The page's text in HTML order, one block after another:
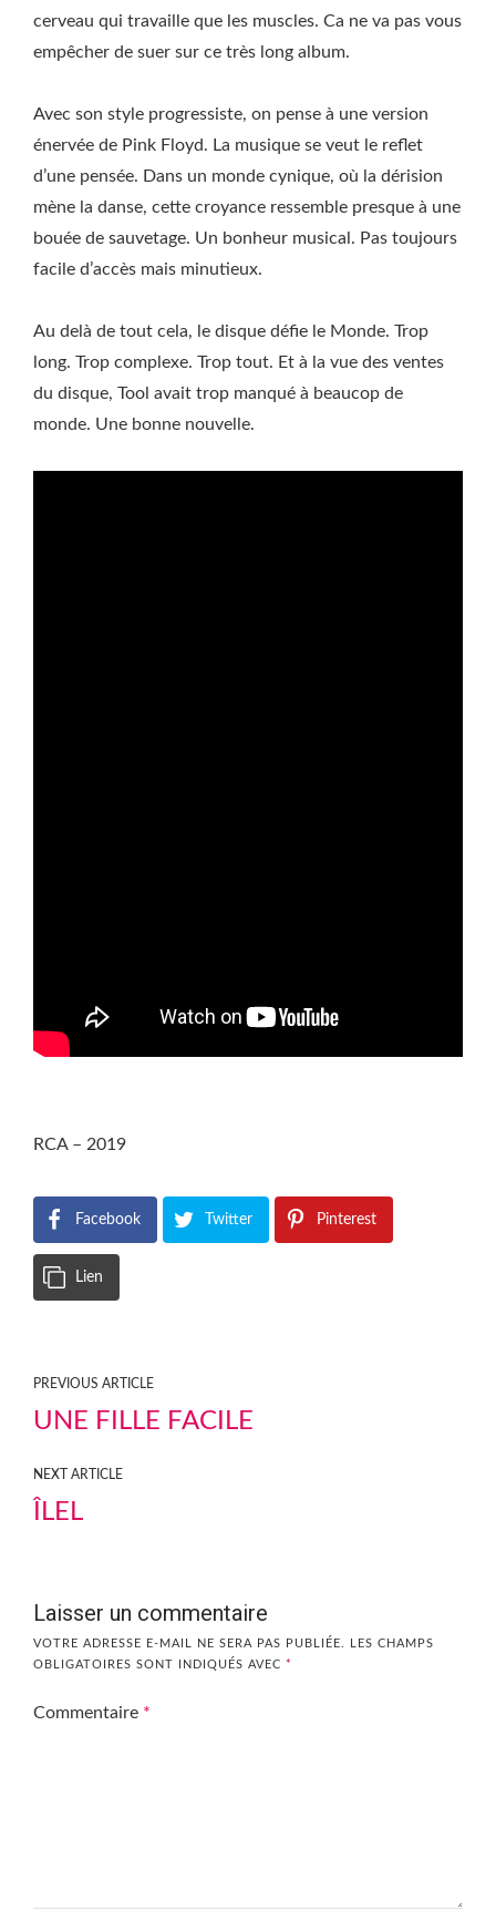
cerveau qui travaille que les muscles. Ca ne va pas vous
empêcher de suer sur ce très long album.
Avec son style progressiste, on pense à une version
énervée de Pink Floyd. La musique se veut le reflet
d’une pensée. Dans un monde cynique, où la dérision
mène la danse, cette croyance ressemble presque à une
bouée de sauvetage. Un bonheur musical. Pas toujours
facile d’accès mais minutieux.
Au delà de tout cela, le disque défie le Monde. Trop
long. Trop complexe. Trop tout. Et à la vue des ventes
du disque, Tool avait trop manqué à beaucop de
monde. Une bonne nouvelle.
RCA – 2019
Facebook Twitter Pinterest
Lien
PREVIOUS ARTICLE
UNE FILLE FACILE
NEXT ARTICLE
ÎLEL
Laisser un commentaire
VOTRE ADRESSE E-MAIL NE SERA PAS PUBLIÉE.
LES CHAMPS
OBLIGATOIRES SONT INDIQUÉS AVEC *
Commentaire *